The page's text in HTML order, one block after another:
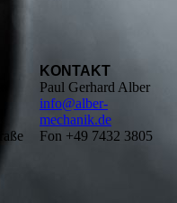
KONTAKT
Paul Gerhard Alber
info@alber-
mechanik.de
Fon +49 7432 3805